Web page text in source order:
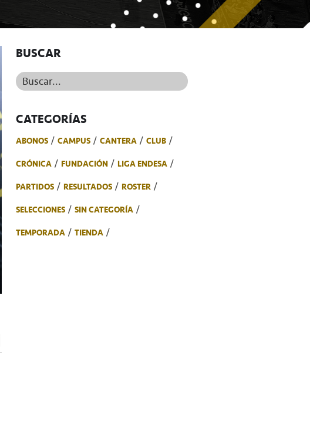
BUSCAR
Buscar...
CATEGORÍAS
ABONOS CAMPUS CANTERA
CLUB
CRÓNICA
FUNDACIÓN
LIGA ENDESA
PARTIDOS
RESULTADOS
ROSTER
SELECCIONES
SIN CATEGORÍA
TEMPORADA
TIENDA